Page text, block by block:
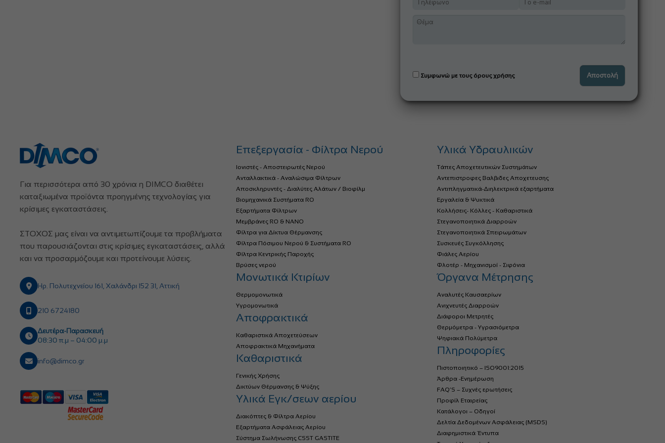
Συμφωνώ με τους όρους χρήσης
Για περισσότερα από 30 χρόνια η DIMCO διαθέτει
καταξιωμένα προϊόντα προηγμένης τεχνολογίας για
κρίσιμες εγκαταστάσεις.
ΣΤΟΧΟΣ μας είναι να αντιμετωπίζουμε τα προβλήματα
που παρουσιάζονται στις κρίσιμες εγκαταστάσεις, αλλά
και να προσαρμόζουμε και προτείνουμε λύσεις.
Ηρ. Πολυτεχνείου 161, Χαλάνδρι 152 31, Αττική
210 6724180
Δευτέρα-Παρασκευή
08:30 π.μ – 04:00 μ.μ
info@dimco.gr
Επεξεργασία - Φίλτρα Νερού
Ιονιστές - Αποστειρωτές Νερού
Ανταλλακτικά - Αναλώσιμα Φίλτρων
Αποσκληρυντές - Διαλύτες Αλάτων / Βιοφίλμ
Βιομηχανικά Συστήματα RO
Εξαρτήματα Φίλτρων
Μεμβράνες RO & NANO
Φίλτρα για Δίκτυα Θέρμανσης
Φίλτρα Πόσιμου Νερού & Συστήματα RO
Φίλτρα Κεντρικής Παροχής
Βρύσες νερού
Μονωτικά Κτιρίων
Θερμομονωτικά
Υγρομονωτικά
Αποφρακτικά
Καθαριστικά Αποχετεύσεων
Αποφρακτικά Μηχανήματα
Καθαριστικά
Γενικής Χρήσης
Δικτύων Θέρμανσης & Ψύξης
Υλικά Εγκ/σεων αερίου
Διακόπτες & Φίλτρα Αερίου
Εξαρτήματα Ασφάλειας Αερίου
Σύστημα Σωλήνωσης CSST GASTITE
Υλικά Υδραυλικών
Τάπες Αποχετευτικών Συστημάτων
Αντεπιστροφες Βαλβιδες Αποχετευσης
Αντιπληγματικά-Διηλεκτρικά εξαρτήματα
Εργαλεία & Ψυκτικά
Κολλήσεις- Κόλλες - Καθαριστικά
Στεγανοποιητικά Διαρροών
Στεγανοποιητικά Σπειρωμάτων
Συσκευές Συγκόλλησης
Φιάλες Αερίου
Φλοτέρ - Μηχανισμοί - Σιφόνια
Όργανα Μέτρησης
Αναλυτές Καυσαερίων
Ανιχνευτές Διαρροών
Διάφοροι Μετρητές
Θερμόμετρα - Υγρασιόμετρα
Ψηφιακά Πολύμετρα
Πληροφορίες
Πιστοποιητικό – ISO9001:2015
Άρθρα -Ενημέρωση
FAQ’S – Συχνές ερωτήσεις
Προφίλ Εταιρείας
Κατάλογοι – Οδηγοί
Δελτία Δεδομένων Ασφάλειας (MSDS)
Διαφημιστικά Έντυπα